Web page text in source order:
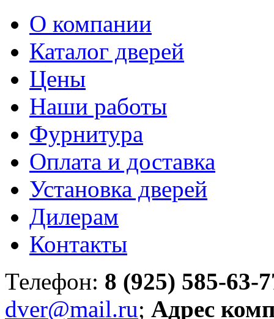
О компании
Каталог дверей
Цены
Наши работы
Фурнитура
Оплата и доставка
Установка дверей
Дилерам
Контакты
Телефон: 8 (925) 585-63-
dver@mail.ru; Адрес